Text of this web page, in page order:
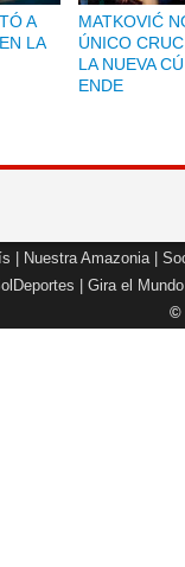
A
LA
MATKOVIĆ
ÚNICO
LA NUEVA
ENDE
Nuestra Amazonia|
Gira el Mundo
©